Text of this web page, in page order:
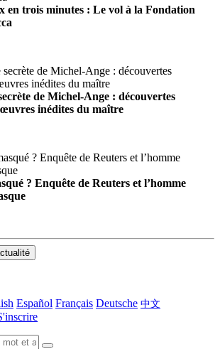
en trois minutes : Le vol à la Fondation
de Michel-Ange : découvertes
inédites du maître
? Enquête de Reuters et l’homme
Español Français Deutsche 中文